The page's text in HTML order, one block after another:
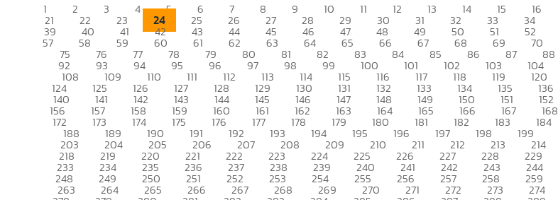
1 2 3 4 5 6 7 8 9 10 11 12 13 14 15 16
21 22 23 24 25 26 27 28 29 30 31 32 33 34
39 40 41 42 43 44 45 46 47 48 49 50 51 52
57 58 59 60 61 62 63 64 65 66 67 68 69 70
75 76 77 78 79 80 81 82 83 84 85 86 87 88
92 93 94 95 96 97 98 99 100 101 102 103 104
108 109 110 111 112 113 114 115 116 117 118 119 120
124 125 126 127 128 129 130 131 132 133 134 135 136
140 141 142 143 144 145 146 147 148 149 150 151 152
156 157 158 159 160 161 162 163 164 165 166 167 168
172 173 174 175 176 177 178 179 180 181 182 183 184
188 189 190 191 192 193 194 195 196 197 198 199
203 204 205 206 207 208 209 210 211 212 213 214
218 219 220 221 222 223 224 225 226 227 228 229
233 234 235 236 237 238 239 240 241 242 243 244
248 249 250 251 252 253 254 255 256 257 258 259
263 264 265 266 267 268 269 270 271 272 273 274